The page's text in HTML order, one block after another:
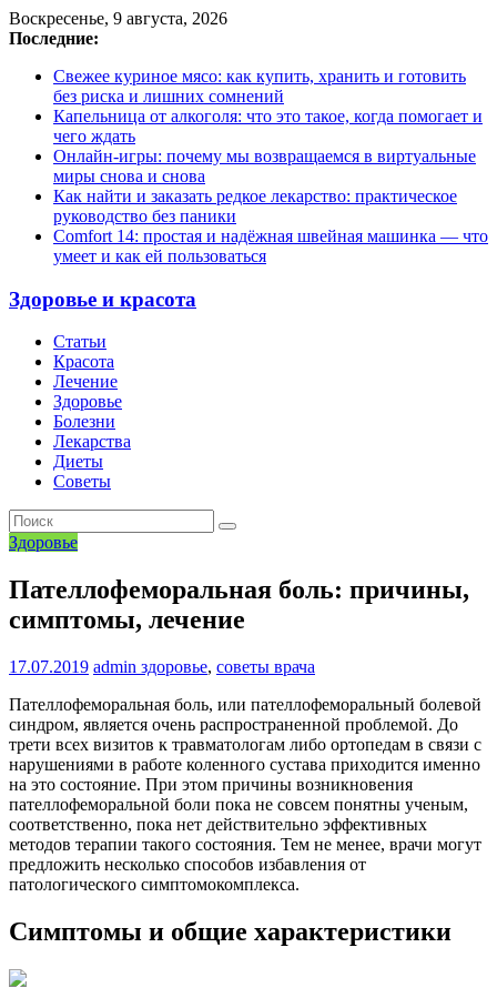
Воскресенье, 9 августа, 2026
Последние:
Свежее куриное мясо: как купить, хранить и готовить
без риска и лишних сомнений
Капельница от алкоголя: что это такое, когда помогает и
чего ждать
Онлайн-игры: почему мы возвращаемся в виртуальные
миры снова и снова
Как найти и заказать редкое лекарство: практическое
руководство без паники
Comfort 14: простая и надёжная швейная машинка — что
умеет и как ей пользоваться
Здоровье и красота
Статьи
Красота
Лечение
Здоровье
Болезни
Лекарства
Диеты
Советы
Здоровье
Пателлофеморальная боль: причины,
симптомы, лечение
17.07.2019 admin здоровье, советы врача
Пателлофеморальная боль, или пателлофеморальный болевой
синдром, является очень распространенной проблемой. До
трети всех визитов к травматологам либо ортопедам в связи с
нарушениями в работе коленного сустава приходится именно
на это состояние. При этом причины возникновения
пателлофеморальной боли пока не совсем понятны ученым,
соответственно, пока нет действительно эффективных
методов терапии такого состояния. Тем не менее, врачи могут
предложить несколько способов избавления от
патологического симптомокомплекса.
Симптомы и общие характеристики